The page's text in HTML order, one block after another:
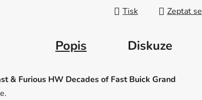
Tisk Zeptat se
Popis Diskuze
& Furious HW Decades of Fast Buick Grand